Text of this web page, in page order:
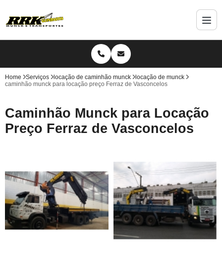
Home Serviços locação de caminhão munck
locação de munck
caminhão munck para locação preço Ferraz de Vasconcelos
Caminhão Munck para Locação
Preço Ferraz de Vasconcelos